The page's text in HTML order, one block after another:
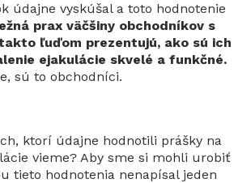
údajne vyskúšal a toto hodnotenie
prax väčšiny obchodníkov s
ľuďom prezentujú, ako sú ich
ejakulácie skvelé a funkčné.
sú to obchodníci.
ktorí údajne hodnotili prášky na
vieme? Aby sme si mohli urobiť
tieto hodnotenia nenapísal jeden